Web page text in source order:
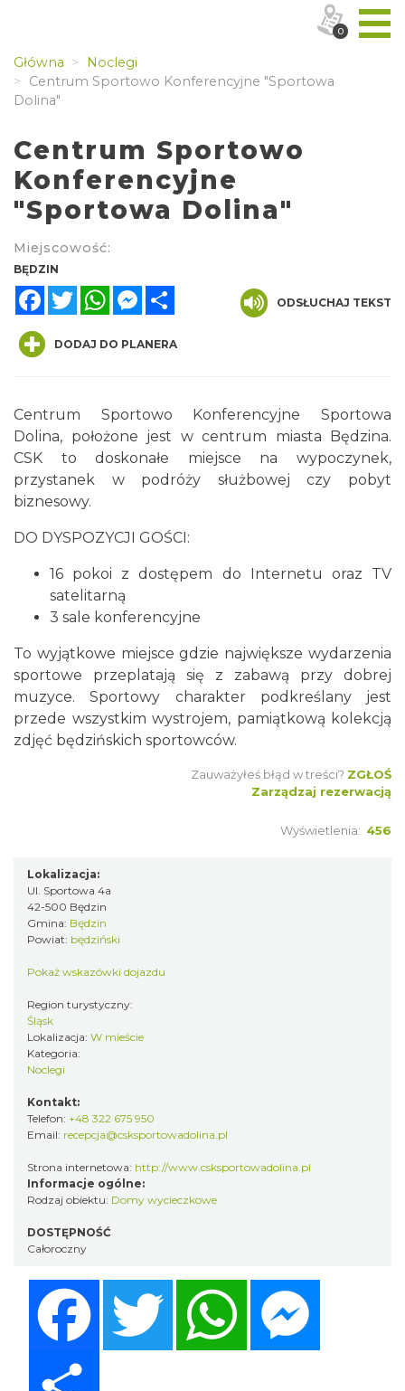
Główna
Noclegi
Centrum Sportowo Konferencyjne "Sportowa
Dolina"
Centrum Sportowo
Konferencyjne
"Sportowa Dolina"
Miejscowość:
BĘDZIN
FacebookTwitterWhatsAppMessenger
ODSŁUCHAJ TEKST
DODAJ DO PLANERA
Centrum Sportowo Konferencyjne Sportowa
Dolina, położone jest w centrum miasta Będzina.
CSK to doskonałe miejsce na wypoczynek,
przystanek w podróży służbowej czy pobyt
biznesowy.
DO DYSPOZYCJI GOŚCI:
16 pokoi z dostępem do Internetu oraz TV
satelitarną
3 sale konferencyjne
To wyjątkowe miejsce gdzie największe wydarzenia
sportowe przeplatają się z zabawą przy dobrej
muzyce. Sportowy charakter podkreślany jest
przede wszystkim wystrojem, pamiątkową kolekcją
zdjęć będzińskich sportowców.
Zauważyłeś błąd w treści? ZGŁOŚ
Zarządzaj rezerwacją
Wyświetlenia: 456
Lokalizacja:
Ul. Sportowa 4a
42-500 Będzin
Gmina: Będzin
Powiat: będziński
Pokaż wskazówki dojazdu
Region turystyczny:
Śląsk
Lokalizacja: W mieście
Kategoria:
Noclegi
Kontakt:
Telefon: +48 322 675 950
Email: recepcja@csksportowadolina.pl
Strona internetowa: http://www.csksportowadolina.pl
Informacje ogólne:
Rodzaj obiektu: Domy wycieczkowe
DOSTĘPNOŚĆ
Całoroczny
Twitter WhatsApp
0